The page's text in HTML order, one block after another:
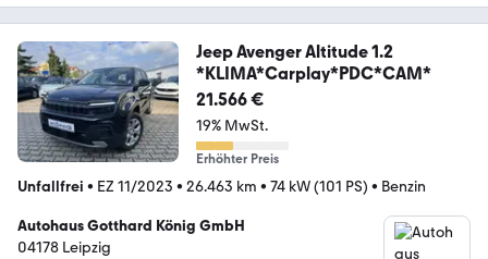
Jeep Avenger Altitude 1.2
*KLIMA*Carplay*PDC*CAM*
21.566 €
19% MwSt.
Erhöhter Preis
Unfallfrei • EZ 11/2023 • 26.463 km • 74 kW (101 PS) • Benzin
Autohaus Gotthard König GmbH
04178 Leipzig